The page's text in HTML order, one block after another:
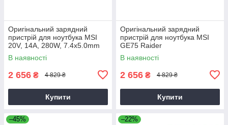
Оригінальний зарядний
пристрій для ноутбука MSI
20V, 14A, 280W, 7.4x5.0mm
В наявності
2 656 ₴ 4 829 ₴
Купити
Оригінальний зарядний
пристрій для ноутбука MSI
GE75 Raider
В наявності
2 656 ₴ 4 829 ₴
Купити
–45% –22%